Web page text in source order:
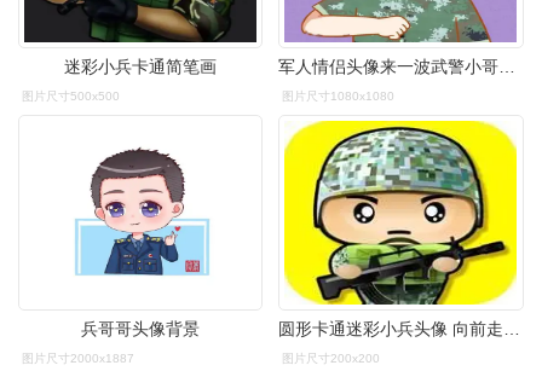
迷彩小兵卡通简笔画
图片尺寸500x500 图片尺寸1080x1080
兵哥哥头像背景
图片尺寸2000x1887
圆形卡通迷彩小兵头像 向前走迷彩小兵仔头像图片【点击鼠标右键下载
图片尺寸200x200